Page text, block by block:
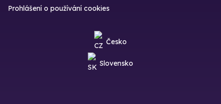
Prohlášení o používání cookies
Česko
Slovensko